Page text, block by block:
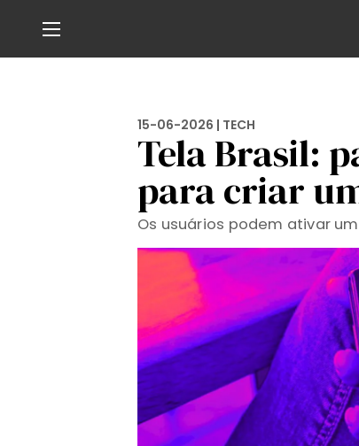
15-06-2026 | TECH
Tela Brasil:
para criar
Os usuários podem ativar